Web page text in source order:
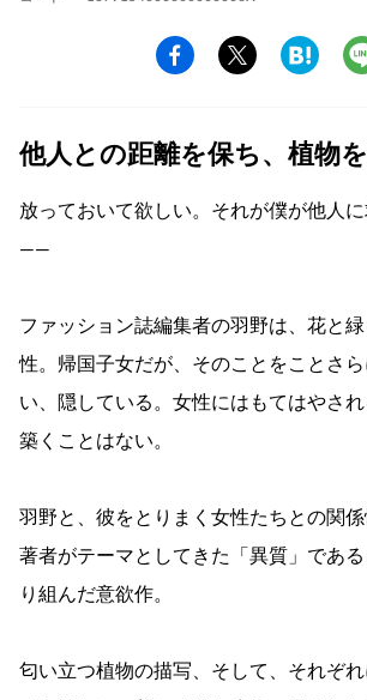
他人との距離を保ち、植物
放っておいて欲しい。それが僕が他人
――
ファッション誌編集者の羽野は、花と
性。帰国子女だが、そのことをことさ
い、隠している。女性にはもてはやさ
築くことはない。
羽野と、彼をとりまく女性たちとの関係
著者がテーマとしてきた「異質」であ
り組んだ意欲作。
匂い立つ植物の描写、そして、それぞ